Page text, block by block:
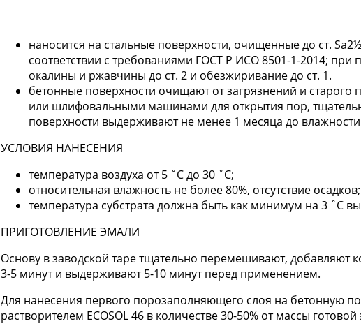
наносится на стальные поверхности, очищенные до ст.
соответствии с требованиями ГОСТ Р ИСО 8501-1-2014; при
окалины и ржавчины до ст. 2 и обезжиривание до ст. 1.
бетонные поверхности очищают от загрязнений и
или шлифовальными машинами для открытия пор,
поверхности выдерживают не менее 1 месяца до
УСЛОВИЯ НАНЕСЕНИЯ
температура воздуха от 5 ˚С до 30 ˚С;
относительная влажность не более 80%, отсутствие осадков;
температура субстрата должна быть как минимум на 3 ˚С
ПРИГОТОВЛЕНИЕ ЭМАЛИ
Основу в заводской таре тщательно перемешивают, добавляют
3-5 минут и выдерживают 5-10 минут перед применением.
Для нанесения первого порозаполняющего слоя на бетонную
растворителем ECOSOL 46 в количестве 30-50% от массы